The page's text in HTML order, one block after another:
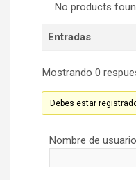
No products
Entradas
Mostrando 0
Debes estar
Nombre de